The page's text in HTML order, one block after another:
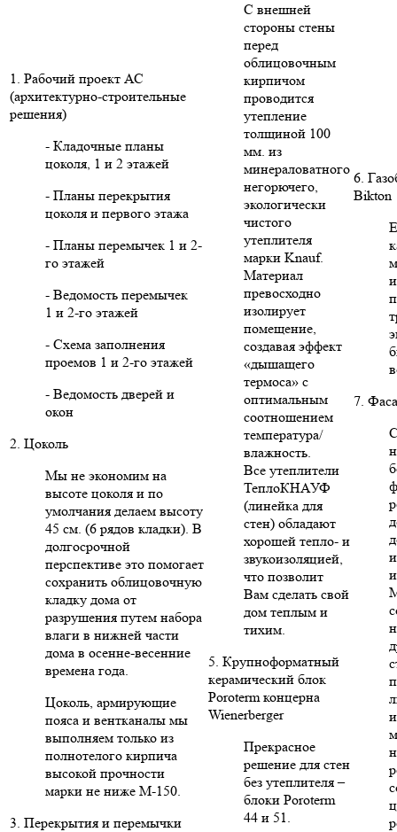
1. Рабочий проект АС
(архитектурно-строительные
решения)
- Кладочные планы
цоколя, 1 и 2 этажей
- Планы перекрытия
цоколя и первого этажа
- Планы перемычек 1 и 2-
го этажей
- Ведомость перемычек
1 и 2-го этажей
- Схема заполнения
проемов 1 и 2-го этажей
- Ведомость дверей и
окон
2. Цоколь
Мы не экономим на
высоте цоколя и по
умолчания делаем высоту
45 см. (6 рядов кладки). В
долгосрочной
перспективе это помогает
сохранить облицовочную
кладку дома от
разрушения путем набора
влаги в нижней части
дома в осенне-весенние
времена года.
Цоколь, армирующие
пояса и вентканалы мы
выполняем только из
полнотелого кирпича
высокой прочности
марки не ниже М-150.
3. Перекрытия и перемычки
С внешней
стороны стены
перед
облицовочным
кирпичом
проводится
утепление
толщиной 100
мм. из
минераловатного
негорючего,
экологически
чистого
утеплителя
марки Knauf.
Материал
превосходно
изолирует
помещение,
создавая эффект
«дышащего
термоса» с
оптимальным
соотношением
температура/
влажность.
Все утеплители
ТеплоКНАУФ
(линейка для
стен) обладают
хорошей тепло- и
звукоизоляцией,
что позволит
Вам сделать свой
дом теплым и
тихим.
5. Крупноформатный
керамический блок
Poroterm концерна
Wienerberger
Прекрасное
решение для стен
без утеплителя –
блоки Poroterm
44 и 51.
6.
Bikton
7.